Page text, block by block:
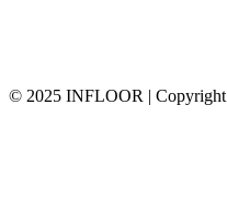
© 2025 INFLOOR | Copyright